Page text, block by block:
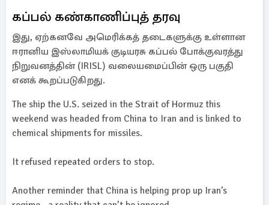
கப்பல் கண்காணிப்புத் தரவு
இது, ஏற்கனவே அமெரிக்கத் தடைகளுக்கு உள்ளான
ஈரானிய இஸ்லாமியக் குடியரசு கப்பல் போக்குவரத்து
நிறுவனத்தின் (IRISL) வலையமைப்பின் ஒரு பகுதி
எனக் கூறப்படுகிறது.
The ship the U.S. seized in the Strait of Hormuz this
weekend was headed from China to Iran and is linked to
chemical shipments for missiles.
It refused repeated orders to stop.
Another reminder that China is helping prop up Iran’s